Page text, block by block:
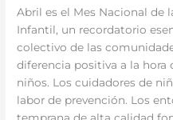
Abril es el Mes Nacional de
Infantil, un recordatorio
colectivo de las
diferencia positiva a la hora
niños. Los cuidadores de
labor de prevención. Los